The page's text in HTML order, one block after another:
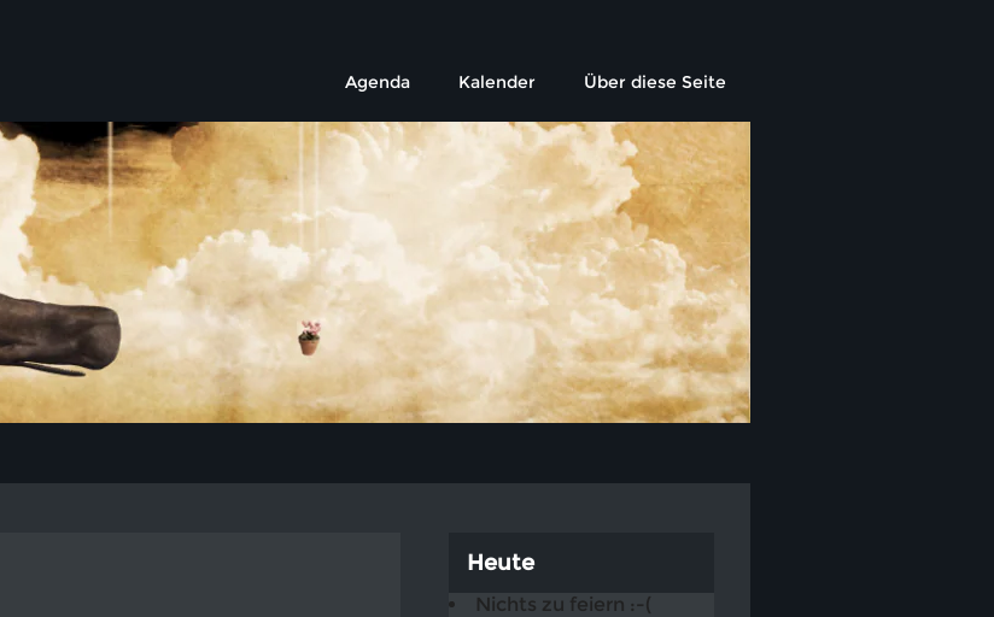
Agenda Kalender Über diese Seite
Heute
Nichts zu feiern :-(